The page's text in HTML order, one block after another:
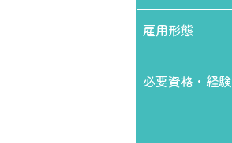
雇用形態
必要資格・経験